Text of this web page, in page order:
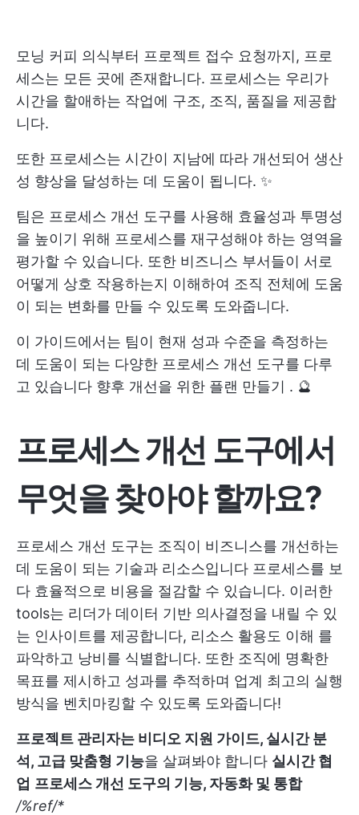
모닝 커피 의식부터 프로젝트 접수 요청까지, 프로
세스는 모든 곳에 존재합니다. 프로세스는 우리가
시간을 할애하는 작업에 구조, 조직, 품질을 제공합
니다.
또한 프로세스는 시간이 지남에 따라 개선되어 생산
성 향상을 달성하는 데 도움이 됩니다. ✨
팀은 프로세스 개선 도구를 사용해 효율성과 투명성
을 높이기 위해 프로세스를 재구성해야 하는 영역을
평가할 수 있습니다. 또한 비즈니스 부서들이 서로
어떻게 상호 작용하는지 이해하여 조직 전체에 도움
이 되는 변화를 만들 수 있도록 도와줍니다.
이 가이드에서는 팀이 현재 성과 수준을 측정하는
데 도움이 되는 다양한 프로세스 개선 도구를 다루
고 있습니다 향후 개선을 위한 플랜 만들기 . 🔮
프로세스 개선 도구에서
무엇을 찾아야 할까요?
프로세스 개선 도구는 조직이 비즈니스를 개선하는
데 도움이 되는 기술과 리소스입니다 프로세스를 보
다 효율적으로 비용을 절감할 수 있습니다. 이러한
tools는 리더가 데이터 기반 의사결정을 내릴 수 있
는 인사이트를 제공합니다, 리소스 활용도 이해 를
파악하고 낭비를 식별합니다. 또한 조직에 명확한
목표를 제시하고 성과를 추적하며 업계 최고의 실행
방식을 벤치마킹할 수 있도록 도와줍니다!
프로젝트 관리자는 비디오 지원 가이드, 실시간 분
석, 고급 맞춤형 기능을 살펴봐야 합니다 실시간 협
업 프로세스 개선 도구의 기능, 자동화 및 통합
/%ref/*